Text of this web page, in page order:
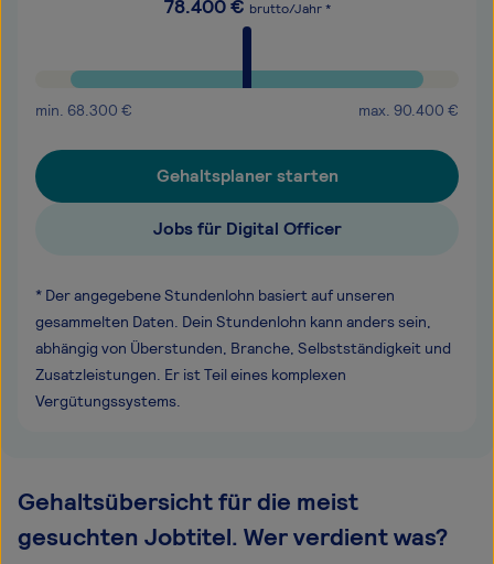
78.400€ brutto/Jahr *
min. 68.300 € max. 90.400 €
Gehaltsplaner starten
Jobs für Digital Officer
* Der angegebene Stundenlohn basiert auf unseren
gesammelten Daten. Dein Stundenlohn kann anders sein,
abhängig von Überstunden, Branche, Selbstständigkeit und
Zusatzleistungen. Er ist Teil eines komplexen
Vergütungssystems.
Gehaltsübersicht für die meist
gesuchten Jobtitel. Wer verdient was?